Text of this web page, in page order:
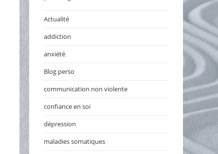
Actualité
addiction
anxiété
Blog perso
communication non violente
confiance en soi
dépression
maladies somatiques